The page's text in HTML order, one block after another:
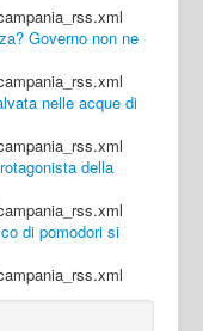
Governo non ne
nelle acque di
della
di pomodori si